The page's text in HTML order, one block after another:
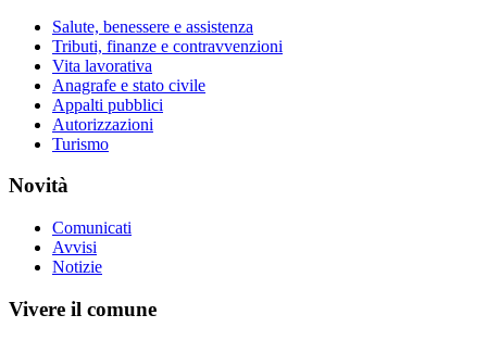
Salute, benessere e assistenza
Tributi, finanze e contravvenzioni
Vita lavorativa
Anagrafe e stato civile
Appalti pubblici
Autorizzazioni
Turismo
Novità
Comunicati
Avvisi
Notizie
Vivere il comune